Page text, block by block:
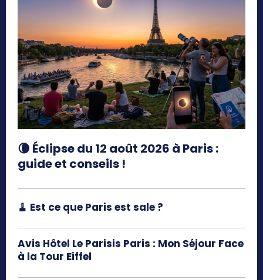
🌘 Éclipse du 12 août 2026 à Paris :
guide et conseils !
🧹 Est ce que Paris est sale ?
Avis Hôtel Le Parisis Paris : Mon Séjour Face
à la Tour Eiffel